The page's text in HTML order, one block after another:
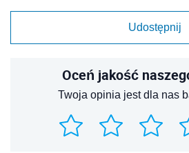
Udostępnij
Oceń jakość
Twoja opinia jest dla nas